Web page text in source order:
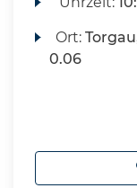
Ort:
0.06